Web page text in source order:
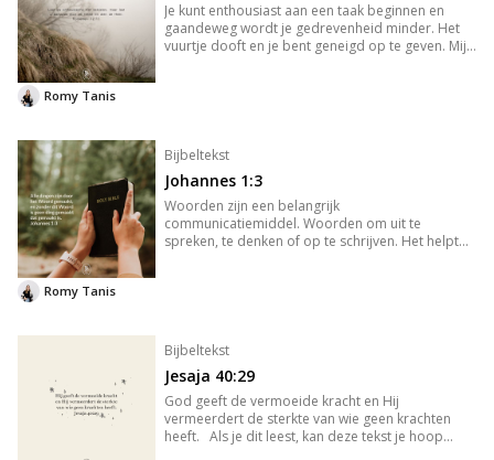
Je kunt enthousiast aan een taak beginnen en
gaandeweg wordt je gedrevenheid minder. Het
vuurtje dooft en je bent geneigd op te geven. Mij
Romy Tanis
Bijbeltekst
Johannes 1:3
Woorden zijn een belangrijk
communicatiemiddel. Woorden om uit te
spreken, te denken of op te schrijven. Het helpt
Romy Tanis
Bijbeltekst
Jesaja 40:29
God geeft de vermoeide kracht en Hij
vermeerdert de sterkte van wie geen krachten
heeft. Als je dit leest, kan deze tekst je hoop